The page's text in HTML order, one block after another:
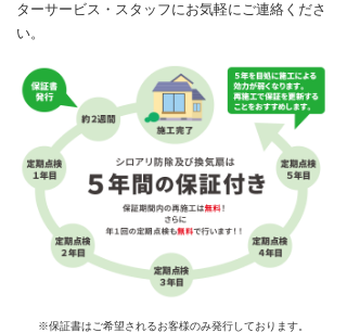
ターサービス・スタッフにお気軽にご連絡くださ
い。
※保証書はご希望されるお客様のみ発行しております。